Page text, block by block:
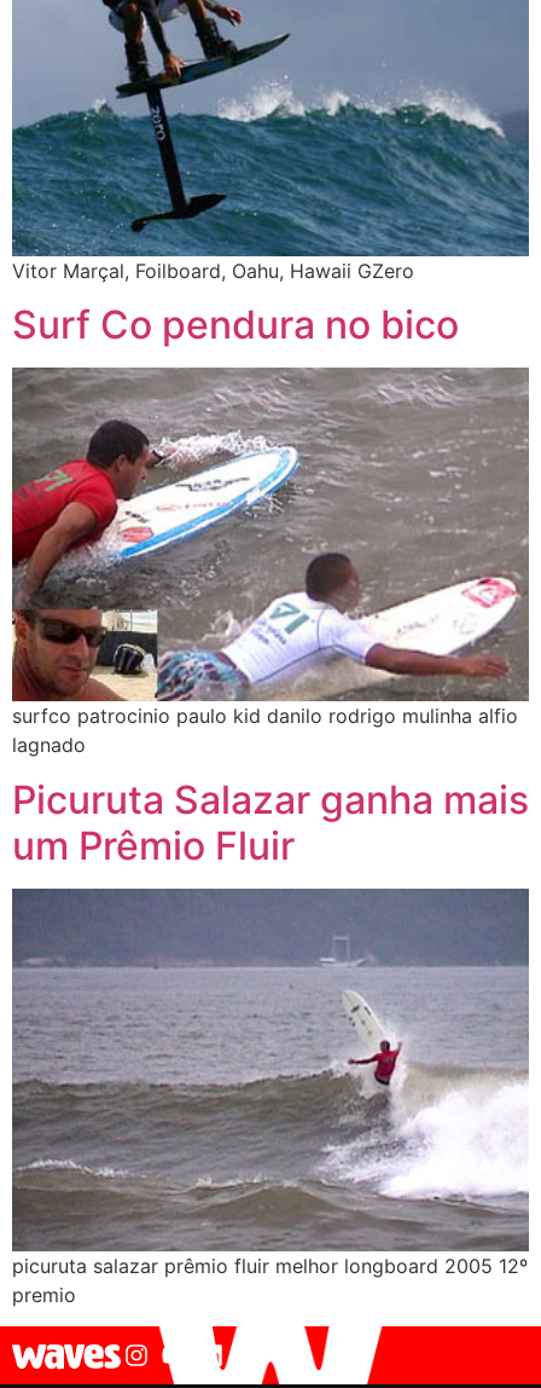
Vitor Marçal, Foilboard, Oahu, Hawaii GZero
Surf Co pendura no bico
surfco patrocinio paulo kid danilo rodrigo mulinha alfio
lagnado
Picuruta Salazar ganha mais
um Prêmio Fluir
picuruta salazar prêmio fluir melhor longboard 2005 12º
premio